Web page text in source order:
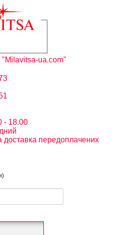
"Milavitsa-ua.com"
- 18.00
доставка передоплачених